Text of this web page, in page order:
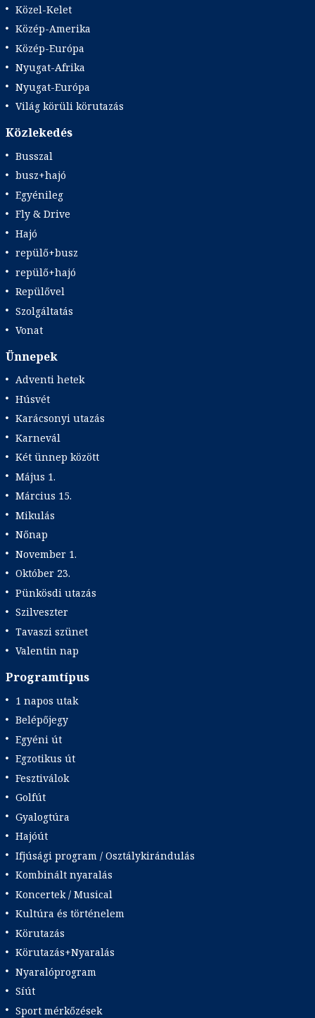
Közel-Kelet
Közép-Amerika
Közép-Európa
Nyugat-Afrika
Nyugat-Európa
Világ körüli körutazás
Közlekedés
Busszal
busz+hajó
Egyénileg
Fly & Drive
Hajó
repülő+busz
repülő+hajó
Repülővel
Szolgáltatás
Vonat
Ünnepek
Adventi hetek
Húsvét
Karácsonyi utazás
Karnevál
Két ünnep között
Május 1.
Március 15.
Mikulás
Nőnap
November 1.
Október 23.
Pünkösdi utazás
Szilveszter
Tavaszi szünet
Valentin nap
Programtípus
1 napos utak
Belépőjegy
Egyéni út
Egzotikus út
Fesztiválok
Golfút
Gyalogtúra
Hajóút
Ifjúsági program / Osztálykirándulás
Kombinált nyaralás
Koncertek / Musical
Kultúra és történelem
Körutazás
Körutazás+Nyaralás
Nyaralóprogram
Síút
Sport mérkőzések